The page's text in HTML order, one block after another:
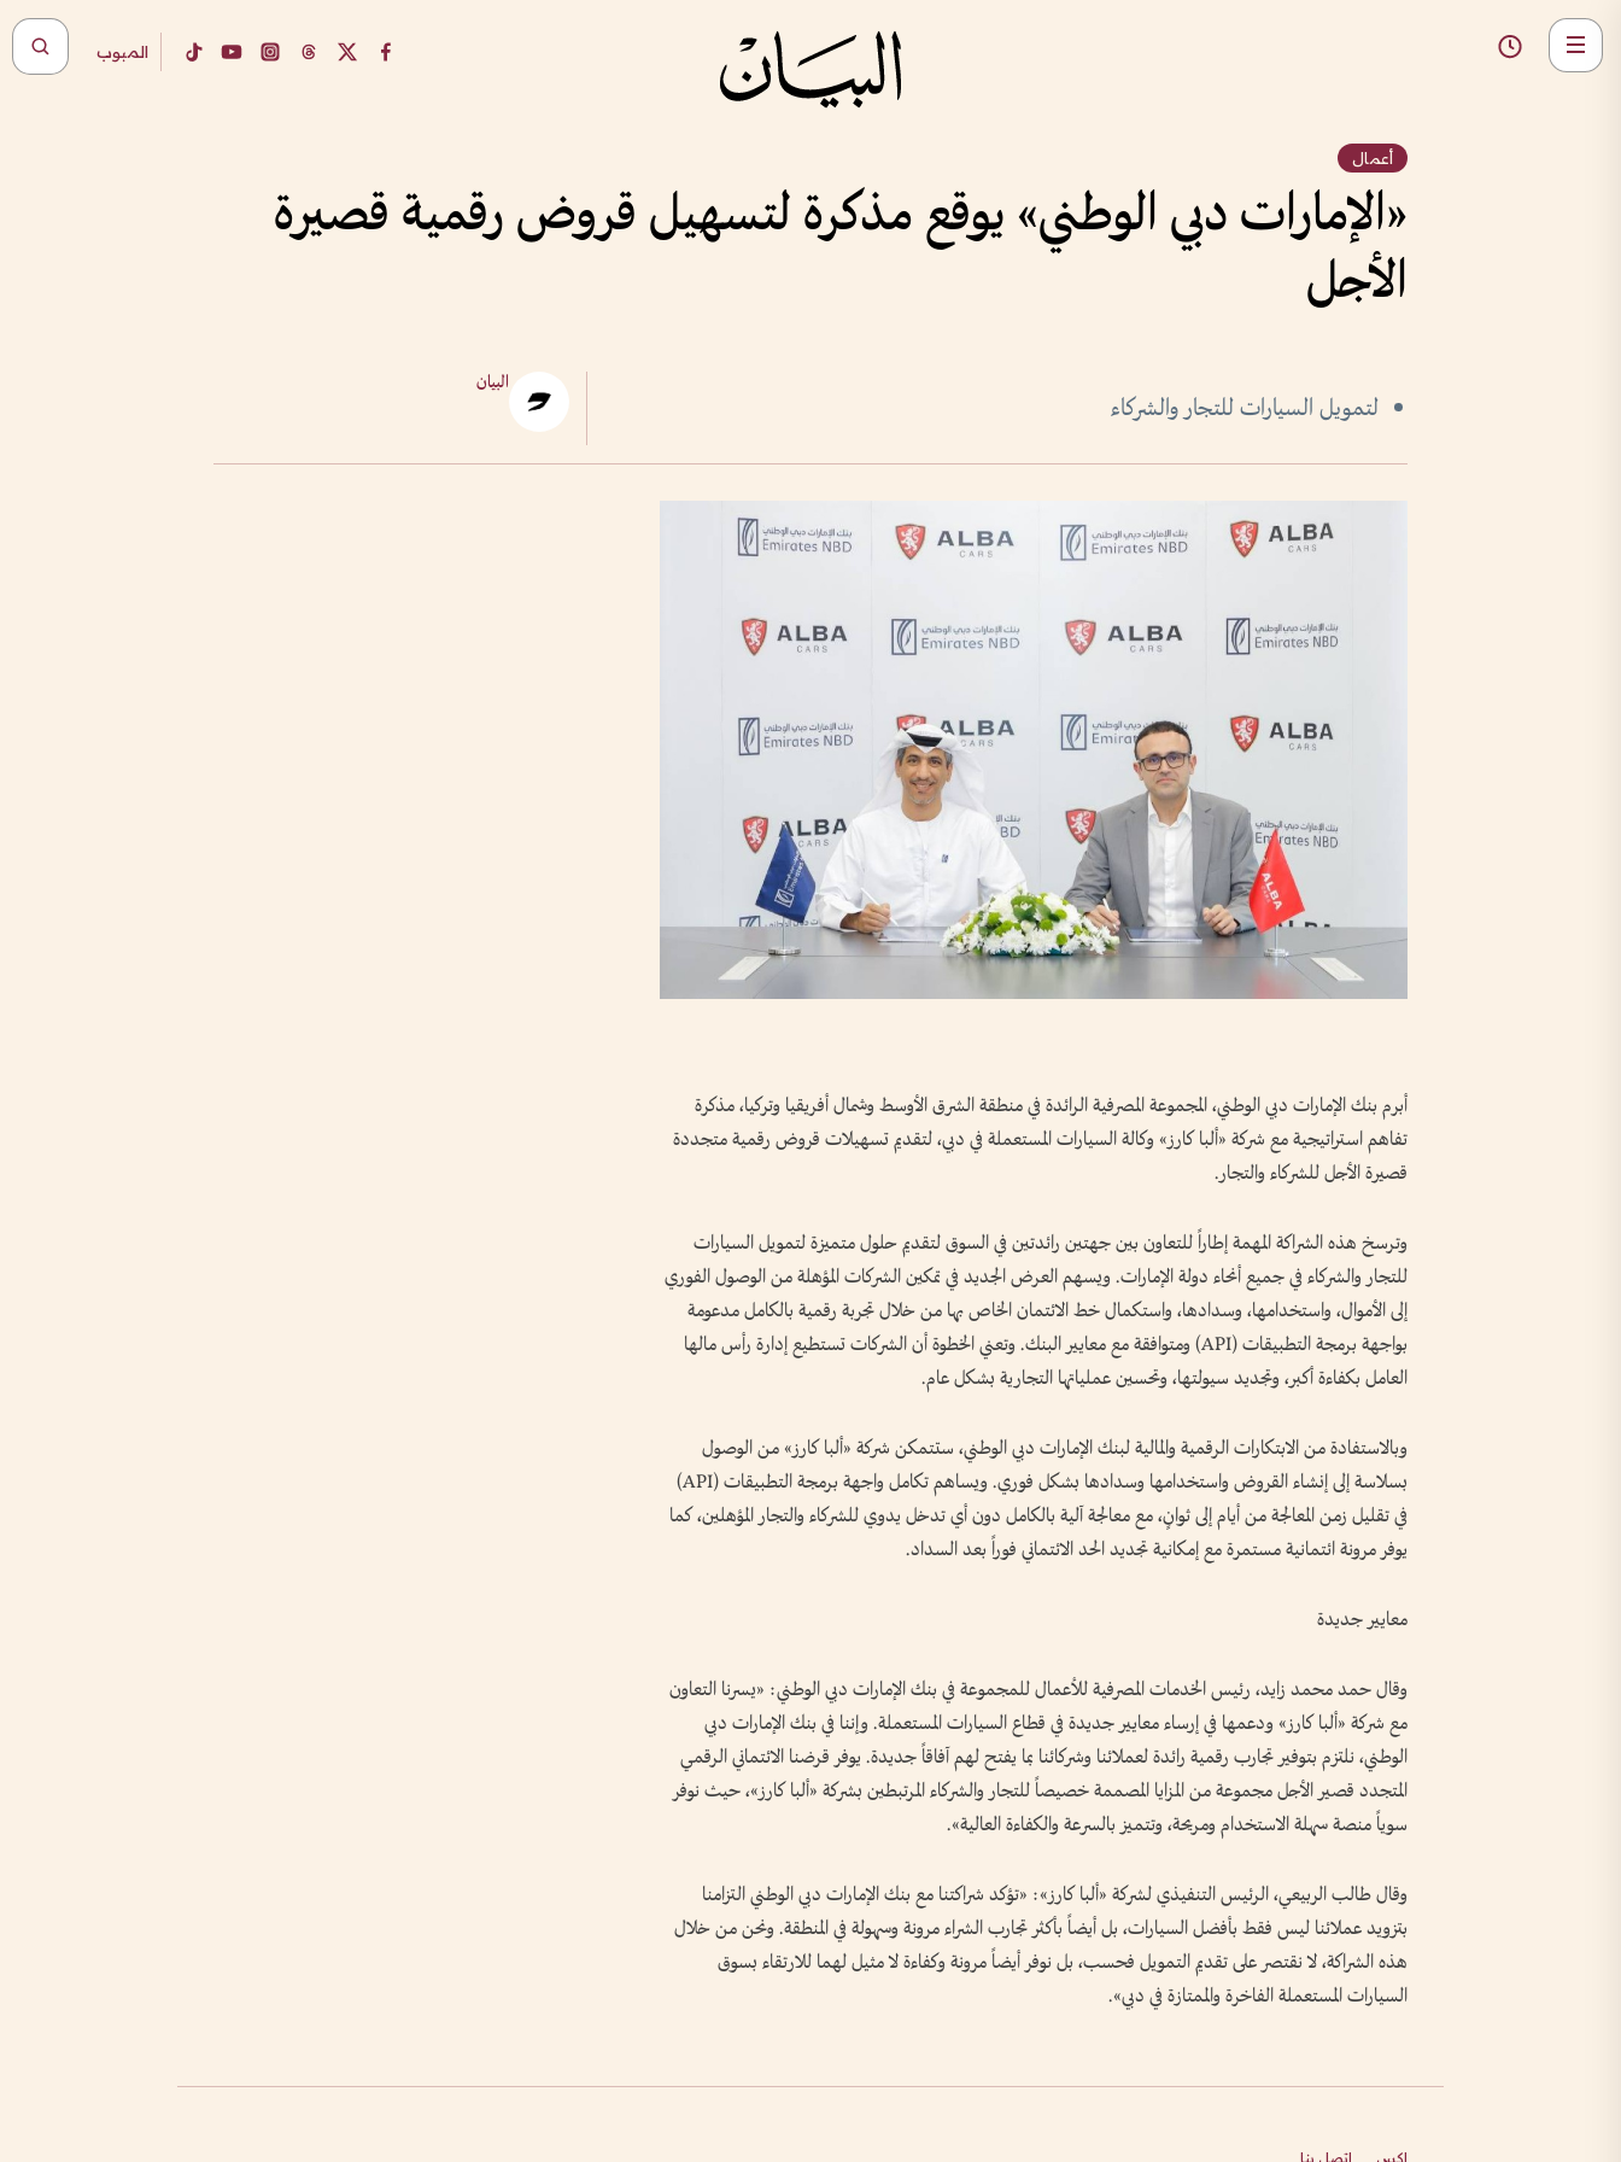
المبوب
أعمال
«الإمارات دبي الوطني» يوقع مذكرة لتسهيل قروض رقمية قصيرة
الأجل
لتمويل السيارات للتجار والشركاء
البيان
أبرم بنك الإمارات دبي الوطني، المجموعة المصرفية الرائدة في منطقة الشرق الأوسط وشمال أفريقيا وتركيا، مذكرة
تفاهم استراتيجية مع شركة «ألبا كارز» وكالة السيارات المستعملة في دبي، لتقديم تسهيلات قروض رقمية متجددة
قصيرة الأجل للشركاء والتجار.
وترسخ هذه الشراكة المهمة إطاراً للتعاون بين جهتين رائدتين في السوق لتقديم حلول متميزة لتمويل السيارات
للتجار والشركاء في جميع أنحاء دولة الإمارات. ويسهم العرض الجديد في تمكين الشركات المؤهلة من الوصول الفوري
إلى الأموال، واستخدامها، وسدادها، واستكمال خط الائتمان الخاص بها من خلال تجربة رقمية بالكامل مدعومة
بواجهة برمجة التطبيقات (API) ومتوافقة مع معايير البنك. وتعني الخطوة أن الشركات تستطيع إدارة رأس مالها
العامل بكفاءة أكبر، وتجديد سيولتها، وتحسين عملياتها التجارية بشكل عام.
وبالاستفادة من الابتكارات الرقمية والمالية لبنك الإمارات دبي الوطني، ستتمكن شركة «ألبا كارز» من الوصول
بسلاسة إلى إنشاء القروض واستخدامها وسدادها بشكل فوري. ويساهم تكامل واجهة برمجة التطبيقات (API)
في تقليل زمن المعالجة من أيام إلى ثوانٍ، مع معالجة آلية بالكامل دون أي تدخل يدوي للشركاء والتجار المؤهلين، كما
يوفر مرونة ائتمانية مستمرة مع إمكانية تجديد الحد الائتماني فوراً بعد السداد.
معايير جديدة
وقال حمد محمد زايد، رئيس الخدمات المصرفية للأعمال للمجموعة في بنك الإمارات دبي الوطني: «يسرنا التعاون
مع شركة «ألبا كارز» ودعمها في إرساء معايير جديدة في قطاع السيارات المستعملة. وإننا في بنك الإمارات دبي
الوطني، نلتزم بتوفير تجارب رقمية رائدة لعملائنا وشركائنا بما يفتح لهم آفاقاً جديدة. يوفر قرضنا الائتماني الرقمي
المتجدد قصير الأجل مجموعة من المزايا المصممة خصيصاً للتجار والشركاء المرتبطين بشركة «ألبا كارز»، حيث نوفر
سوياً منصة سهلة الاستخدام ومريحة، وتتميز بالسرعة والكفاءة العالية».
وقال طالب الربيعي، الرئيس التنفيذي لشركة «ألبا كارز»: «تؤكد شراكتنا مع بنك الإمارات دبي الوطني التزامنا
بتزويد عملائنا ليس فقط بأفضل السيارات، بل أيضاً بأكثر تجارب الشراء مرونة وسهولة في المنطقة. ونحن من خلال
هذه الشراكة، لا نقتصر على تقديم التمويل فحسب، بل نوفر أيضاً مرونة وكفاءة لا مثيل لهما للارتقاء بسوق
السيارات المستعملة الفاخرة والممتازة في دبي».
إكس اتصل بنا